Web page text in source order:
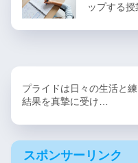
ップする
プライドは日々の生活と
結果を真摯に受け…
スポンサーリンク